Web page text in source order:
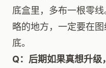
底盒里，多布一根零
略的地方，一定要在
底。
Q：后期如果真想升